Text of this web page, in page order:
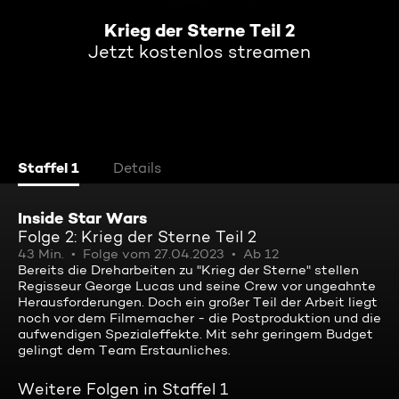
Krieg der Sterne Teil 2
Jetzt kostenlos streamen
Staffel 1 Details
Inside Star Wars
Folge 2: Krieg der Sterne Teil 2
43 Min. Folge vom 27.04.2023
Ab 12
Bereits die Dreharbeiten zu "Krieg der Sterne" stellen
Regisseur George Lucas und seine Crew vor ungeahnte
Herausforderungen. Doch ein großer Teil der Arbeit liegt
noch vor dem Filmemacher - die Postproduktion und die
aufwendigen Spezialeffekte. Mit sehr geringem Budget
gelingt dem Team Erstaunliches.
Weitere Folgen in Staffel 1